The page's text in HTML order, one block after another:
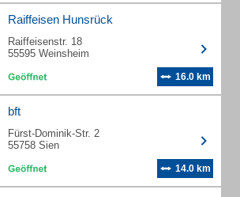
Raiffeisen Hunsrück
Raiffeisenstr. 18
55595 Weinsheim
16.0 km
bft
Fürst-Dominik-Str. 2
55758 Sien
14.0 km